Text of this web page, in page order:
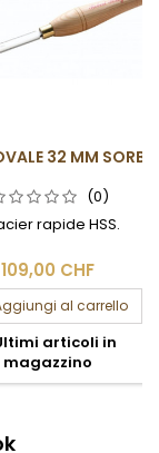
32 MM SORBY
(0)
rapide HSS.
109,00 CHF
al carrello
articoli in
magazzino